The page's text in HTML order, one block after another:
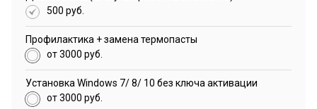
500 руб.
Профилактика + замена термопасты
от 3000 руб.
Установка Windows 7/ 8/ 10 без ключа активации
от 3000 руб.